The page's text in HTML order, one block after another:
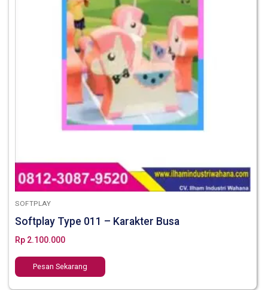
SOFTPLAY
Softplay Type 011 – Karakter Busa
Rp 2.100.000
Pesan Sekarang